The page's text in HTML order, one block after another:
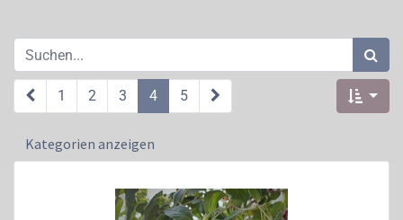
1 2 3 4 5
Kategorien anzeigen